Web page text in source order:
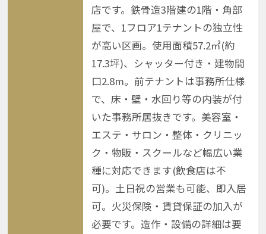
店です。鉄骨造3階建の1階・角部
屋で、1フロア1テナントの独立性
が高い区画。使用面積57.2㎡(約
17.3坪)、シャッター付き・建物間
口2.8m。前テナントは事務所仕様
で、床・壁・水回り等の内装が付
いた事務所居抜きです。美容室・
エステ・サロン・整体・クリニッ
ク・物販・スクールなど幅広い業
種に対応できます(飲食店は不
可)。土日祝の営業も可能、即入居
可。火災保険・賃貸保証の加入が
必要です。造作・設備の詳細は要